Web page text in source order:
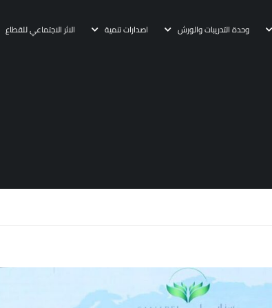
وحدة التدريبات والورش اصدارات تنمية الاثر الاجتماعي للقطاع